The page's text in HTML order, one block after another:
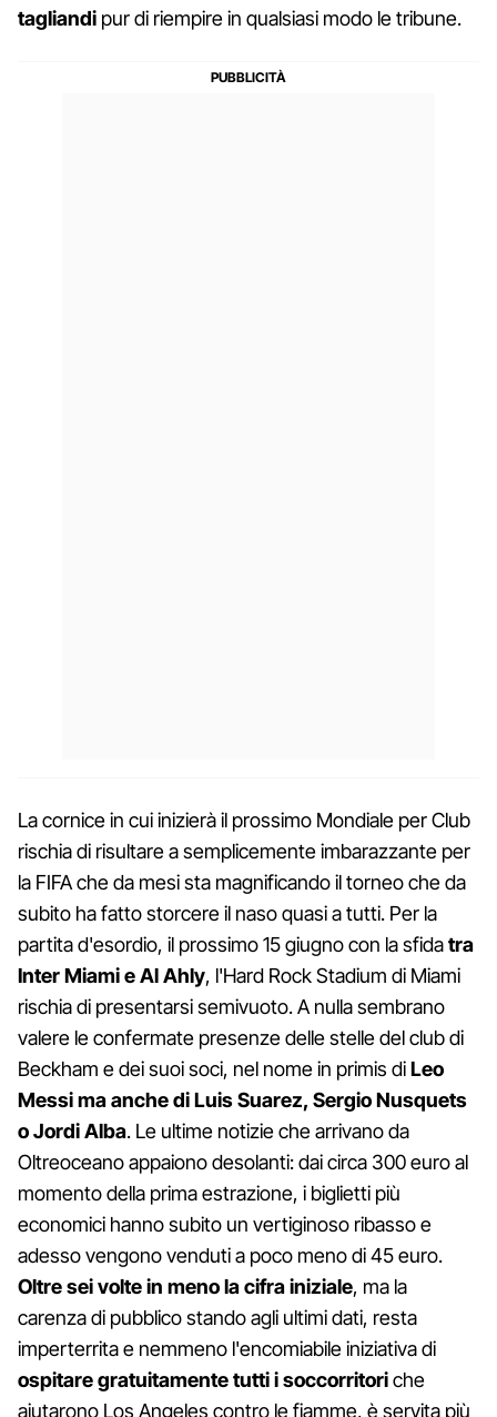
tagliandi pur di riempire in qualsiasi modo le tribune.
La cornice in cui inizierà il prossimo Mondiale per Club
rischia di risultare a semplicemente imbarazzante per
la FIFA che da mesi sta magnificando il torneo che da
subito ha fatto storcere il naso quasi a tutti. Per la
partita d'esordio, il prossimo 15 giugno con la sfidatra
Inter Miami e Al Ahly, l'Hard Rock Stadium di Miami
rischia di presentarsi semivuoto. A nulla sembrano
valere le confermate presenze delle stelle del club di
Beckham e dei suoi soci, nel nome in primis diLeo
Messi ma anche di Luis Suarez, Sergio Nusquets
o Jordi Alba. Le ultime notizie che arrivano da
Oltreoceano appaiono desolanti: dai circa 300 euro al
momento della prima estrazione, i biglietti più
economici hanno subito un vertiginoso ribasso e
adesso vengono venduti a poco meno di 45 euro.
Oltre sei volte in meno la cifra iniziale, ma la
carenza di pubblico stando agli ultimi dati, resta
imperterrita e nemmeno l'encomiabile iniziativa di
ospitare gratuitamente tutti i soccorritoriche
aiutarono Los Angeles contro le fiamme, è servita più